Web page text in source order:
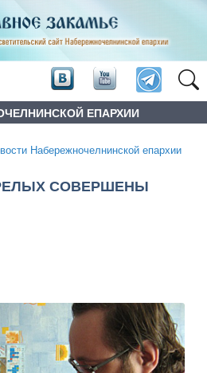
ЕПАРХИИ
Набережночелнинской епархии
СОВЕРШЕНЫ